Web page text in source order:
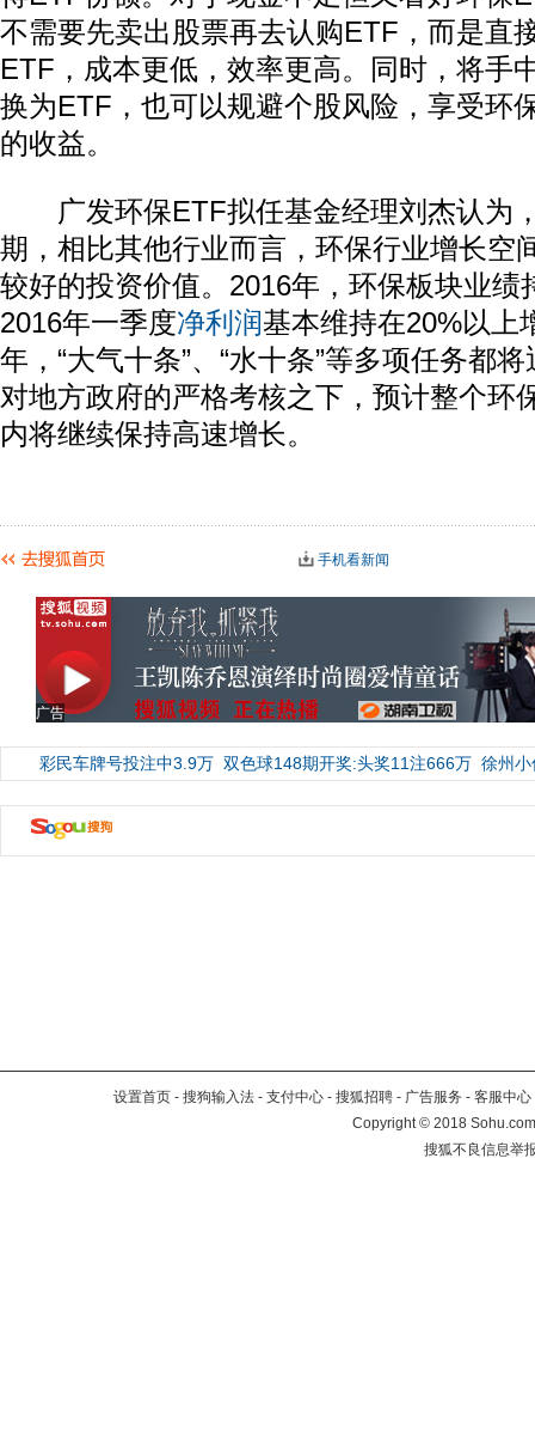
不需要先卖出股票再去认购ETF，而是直
ETF，成本更低，效率更高。同时，将手
换为ETF，也可以规避个股风险，享受环
的收益。
广发环保ETF拟任基金经理刘杰认为
期，相比其他行业而言，环保行业增长空
较好的投资价值。2016年，环保板块业绩
2016年一季度净利润基本维持在20%以上
年，“大气十条”、“水十条”等多项任务都
对地方政府的严格考核之下，预计整个环
内将继续保持高速增长。
手机看新闻
广告
彩民车牌号投注中3.9万 双色球148期开奖:头奖11注666万 徐州
设置首页 - 搜狗输入法 - 支付中心 - 搜狐招聘 - 广告服务 - 客服中心
Copyright©2018
搜狐不良信息举